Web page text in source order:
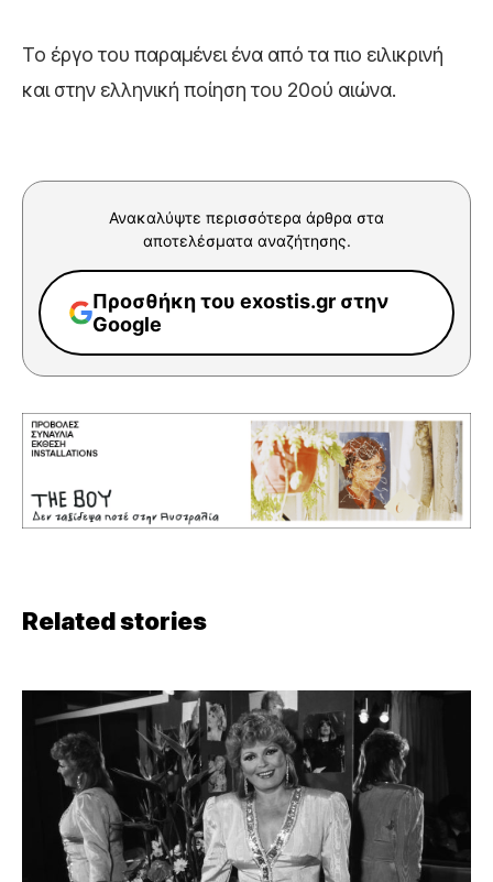
Το έργο του παραμένει ένα από τα πιο ειλικρινή
και στην ελληνική ποίηση του 20ού αιώνα.
Ανακαλύψτε περισσότερα άρθρα στα
αποτελέσματα αναζήτησης.
Προσθήκη του exostis.gr στην
Google
Related stories